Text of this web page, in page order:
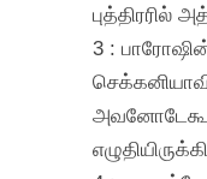
புத்திரரில்
3 :